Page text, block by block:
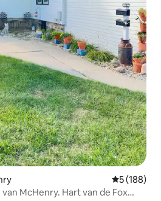
5 (188)
McHenry. Hart van de Fox